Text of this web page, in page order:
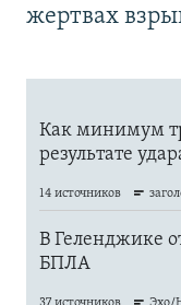
жертвах